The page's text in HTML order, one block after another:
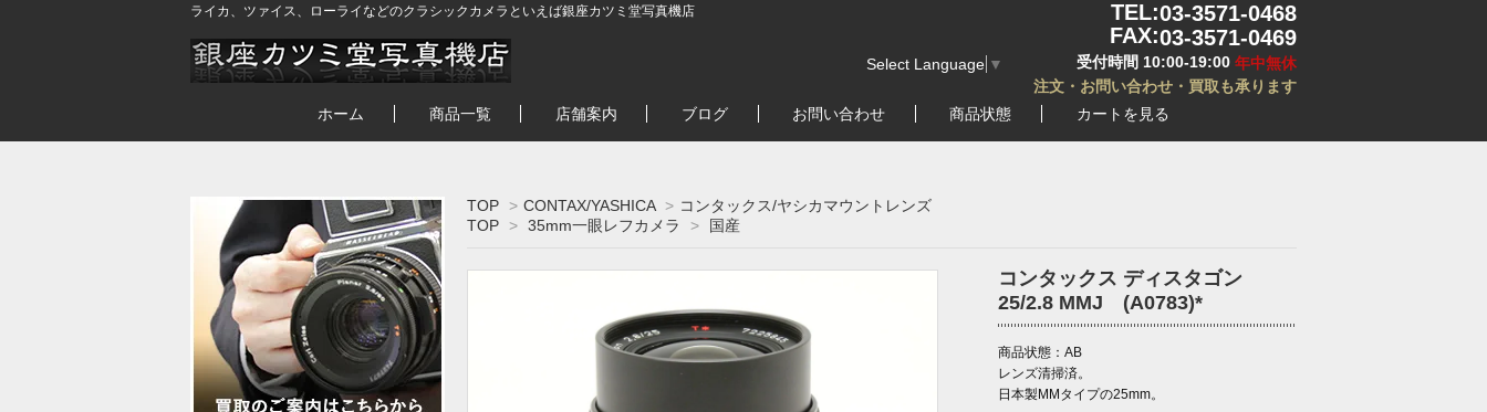
ライカ、ツァイス、ローライなどのクラシックカメラといえば銀座カツミ堂写真機店 TEL:03-3571-0468
FAX:03-3571-0469
受付時間 10:00-19:00 年中無休
注文・お問い合わせ・買取も承ります
Select Language ▼
ホーム 商品一覧 店舗案内 ブログ お問い合わせ 商品状態 カートを見る
TOP > CONTAX/YASHICA > コンタックス/ヤシカマウントレンズ
TOP > 35mm一眼レフカメラ > 国産
コンタックス ディスタゴン
25/2.8 MMJ (A0783)*
商品状態：AB
レンズ清掃済。
日本製MMタイプの25mm。